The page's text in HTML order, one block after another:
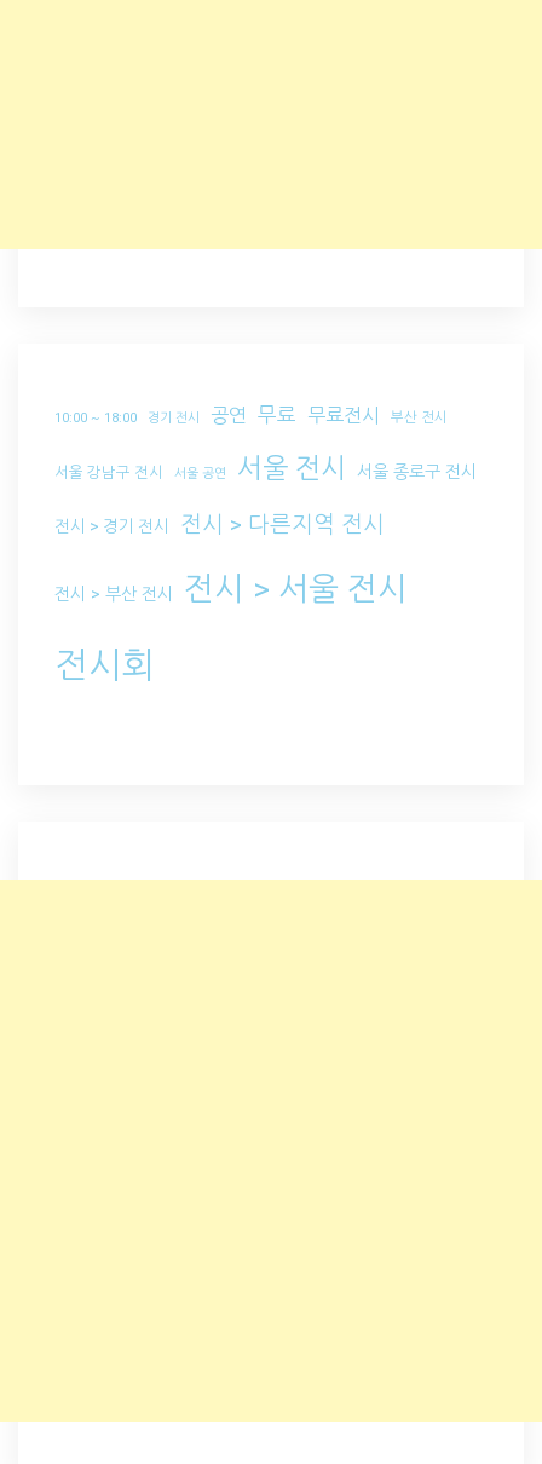
10:00 ~ 18:00 경기 전시 공연 무료 무료전시 부산 전시
서울 강남구 전시 서울 공연 서울 전시 서울 종로구 전시
전시 > 경기 전시 전시 > 다른지역 전시
전시 > 부산 전시 전시 > 서울 전시
전시회